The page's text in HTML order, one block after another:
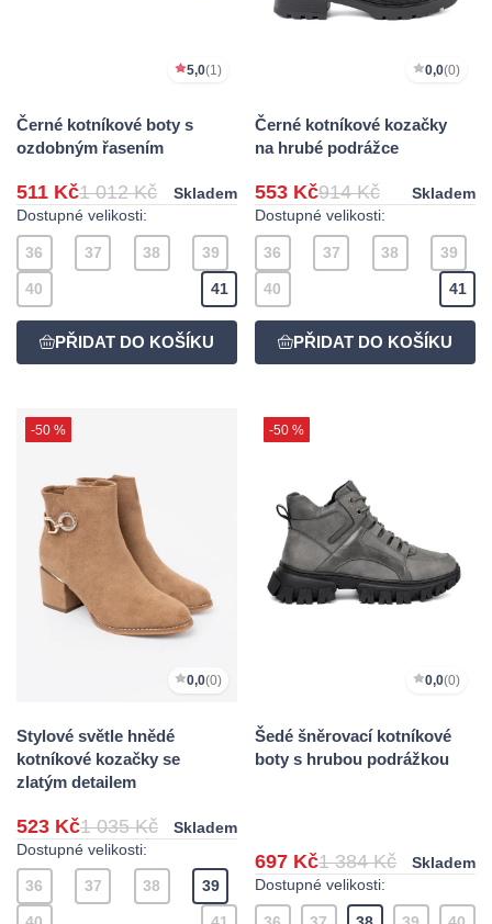
5,0(1)
Černé kotníkové boty s
ozdobným řasením
511 Kč1 012 Kč
Skladem
Dostupné velikosti:
36 37 38 39
40 41
0,0(0)
Černé kotníkové kozačky
na hrubé podrážce
553 Kč914 Kč
Skladem
Dostupné velikosti:
36 37 38 39
40 41
-50 %
0,0(0)
Stylové světle hnědé
kotníkové kozačky se
zlatým detailem
523 Kč1 035 Kč
Skladem
Dostupné velikosti:
36 37 38 39
-50 %
0,0(0)
Šedé šněrovací kotníkové
boty s hrubou podrážkou
697 Kč1 384 Kč
Skladem
Dostupné velikosti: